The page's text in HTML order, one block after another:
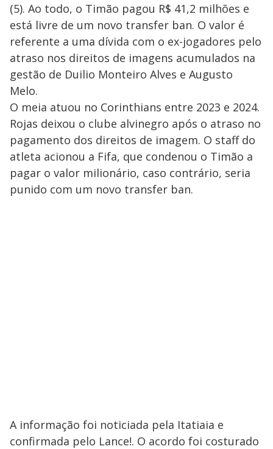
(5). Ao todo, o Timão pagou R$ 41,2 milhões e
está livre de um novo transfer ban. O valor é
referente a uma dívida com o ex-jogadores pelo
atraso nos direitos de imagens acumulados na
gestão de Duilio Monteiro Alves e Augusto
Melo.
O meia atuou no Corinthians entre 2023 e 2024.
Rojas deixou o clube alvinegro após o atraso no
pagamento dos direitos de imagem. O staff do
atleta acionou a Fifa, que condenou o Timão a
pagar o valor milionário, caso contrário, seria
punido com um novo transfer ban.
A informação foi noticiada pela Itatiaia e
confirmada pelo Lance!. O acordo foi costurado